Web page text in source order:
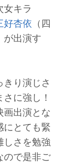
女キラ
好杏依 （四
が出演す
り演じさ
に強し！
画出演とな
にとても緊
しさを勉強
ので是非ご